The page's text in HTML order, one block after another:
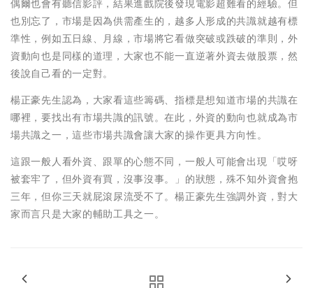
偶爾也會有聽信影評，結果進戲院後發現電影超難看的經驗。但
也別忘了，市場是因為供需產生的，越多人形成的共識就越有標
準性，例如五日線、月線，市場將它看做突破或跌破的準則，外
資動向也是同樣的道理，大家也不能一直逆著外資去做股票，然
後說自己看的一定對。
楊正豪先生認為，大家看這些籌碼、指標是想知道市場的共識在
哪裡，要找出有市場共識的訊號。在此，外資的動向也就成為市
場共識之一，這些市場共識會讓大家的操作更具方向性。
這跟一般人看外資、跟單的心態不同，一般人可能會出現「哎呀
被套牢了，但外資有買，沒事沒事。」的狀態，殊不知外資會抱
三年，但你三天就屁滾尿流受不了。楊正豪先生強調外資，對大
家而言只是大家的輔助工具之一。